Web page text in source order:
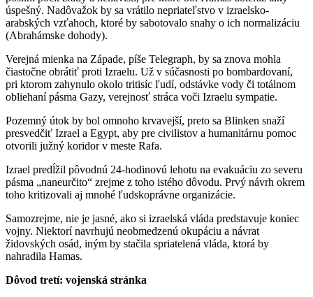
úspešný. Nadôvažok by sa vrátilo nepriateľstvo v izraelsko-
arabských vzťahoch, ktoré by sabotovalo snahy o ich normalizáciu
(Abrahámske dohody).
Verejná mienka na Západe, píše Telegraph, by sa znova mohla
čiastočne obrátiť proti Izraelu. Už v súčasnosti po bombardovaní,
pri ktorom zahynulo okolo tritisíc ľudí, odstávke vody či totálnom
obliehaní pásma Gazy, verejnosť stráca voči Izraelu sympatie.
Pozemný útok by bol omnoho krvavejší, preto sa Blinken snaží
presvedčiť Izrael a Egypt, aby pre civilistov a humanitárnu pomoc
otvorili južný koridor v meste Rafa.
Izrael predĺžil pôvodnú 24-hodinovú lehotu na evakuáciu zo severu
pásma „naneurčito“ zrejme z toho istého dôvodu. Prvý návrh okrem
toho kritizovali aj mnohé ľudskoprávne organizácie.
Samozrejme, nie je jasné, ako si izraelská vláda predstavuje koniec
vojny. Niektorí navrhujú neobmedzenú okupáciu a návrat
židovských osád, iným by stačila spriatelená vláda, ktorá by
nahradila Hamas.
Dôvod tretí: vojenská stránka